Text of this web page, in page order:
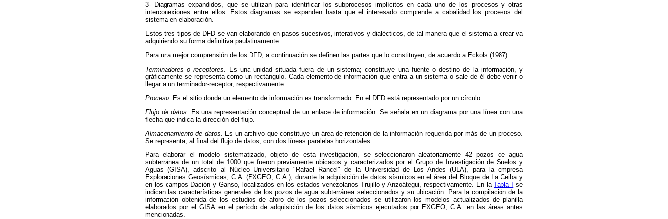
3- Diagramas expandidos, que se utilizan para identificar los subprocesos implícitos en cada uno de los procesos y otras
interconexiones entre ellos. Estos diagramas se expanden hasta que el interesado comprende a cabalidad los procesos del
sistema en elaboración.
Estos tres tipos de DFD se van elaborando en pasos sucesivos, interativos y dialécticos, de tal manera que el sistema a crear va
adquiriendo su forma definitiva paulatinamente.
Para una mejor comprensión de los DFD, a continuación se definen las partes que lo constituyen, de acuerdo a Eckols (1987):
Terminadores o receptores . Es una unidad situada fuera de un sistema; constituye una fuente o destino de la información, y
gráficamente se representa como un rectángulo. Cada elemento de información que entra a un sistema o sale de él debe venir o
llegar a un terminador-receptor, respectivamente.
Proceso . Es el sitio donde un elemento de información es transformado. En el DFD está representado por un círculo.
Flujo de datos . Es una representación conceptual de un enlace de información. Se señala en un diagrama por una línea con una
flecha que indica la dirección del flujo.
Almacenamiento de datos. Es un archivo que constituye un área de retención de la información requerida por más de un proceso.
Se representa, al final del flujo de datos, con dos líneas paralelas horizontales.
Para elaborar el modelo sistematizado, objeto de esta investigación, se seleccionaron aleatoriamente 42 pozos de agua
subterránea de un total de 1000 que fueron previamente ubicados y caracterizados por el Grupo de Investigación de Suelos y
Aguas (GISA), adscrito al Núcleo Universitario "Rafael Rancel" de la Universidad de Los Andes (ULA), para la empresa
Exploraciones Geosísmicas, C.A. (EXGEO, C.A.), durante la adquisición de datos sísmicos en el área del Bloque de La Ceiba y
en los campos Dación y Ganso, localizados en los estados venezolanos Trujillo y Anzoátegui, respectivamente. En laTabla I
se
indican las características generales de los pozos de agua subterránea seleccionados y su ubicación. Para la compilación de la
información obtenida de los estudios de aforo de los pozos seleccionados se utilizaron los modelos actualizados de planilla
elaborados por el GISA en el período de adquisición de los datos sísmicos ejecutados por EXGEO, C.A. en las áreas antes
mencionadas.